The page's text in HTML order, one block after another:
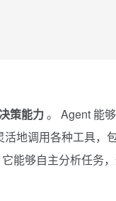
策能力。 Agent 能
地调用各种工具，
能够自主分析任务